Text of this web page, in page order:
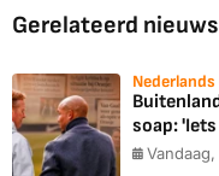
Gerelateerd nieuws
soap:
Vandaag,